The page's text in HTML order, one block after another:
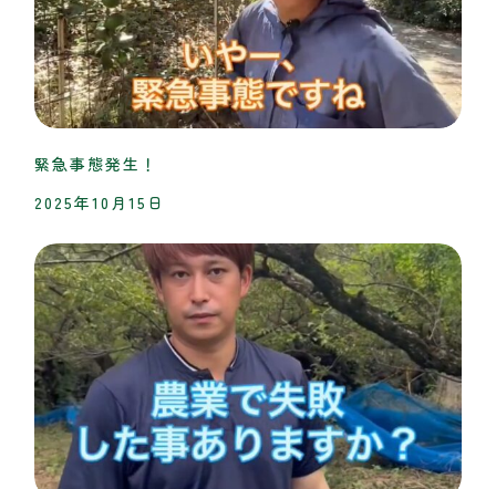
緊急事態発生！
2025年10月15日